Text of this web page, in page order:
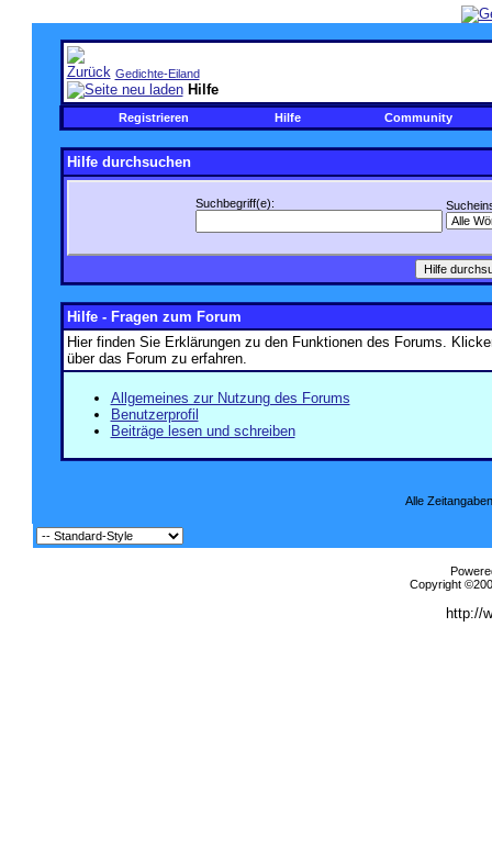
Gedichte-Eiland
Hilfe
Registrieren Hilfe Community
Hilfe durchsuchen
Suchbegriff(e):
Hilfe - Fragen zum Forum
Hier finden Sie Erklärungen zu den Funktionen des Forums.
über das Forum zu erfahren.
Allgemeines zur Nutzung des Forums
Benutzerprofil
Beiträge lesen und schreiben
Alle
Copyright
http://